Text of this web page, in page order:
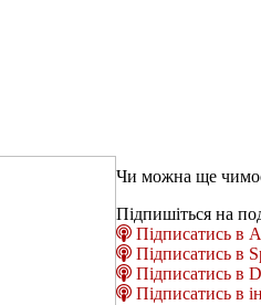
Чи можна ще
Підпишіться на
Підписатись в
Підписатись в
Підписатись в
Підписатись в